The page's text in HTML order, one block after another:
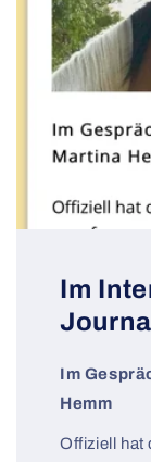
Im
Im
Hemm
Offiziell hat